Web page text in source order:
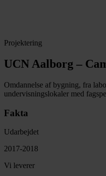
Projektering
UCN Aalborg –
Omdannelse af bygning, fra
undervisningslokaler med
Fakta
Udarbejdet
2017-2018
Vi leverer